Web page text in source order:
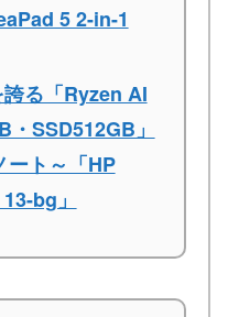
5 2-in-1
る「Ryzen AI
SSD512GB」
ート～「HP
bg」